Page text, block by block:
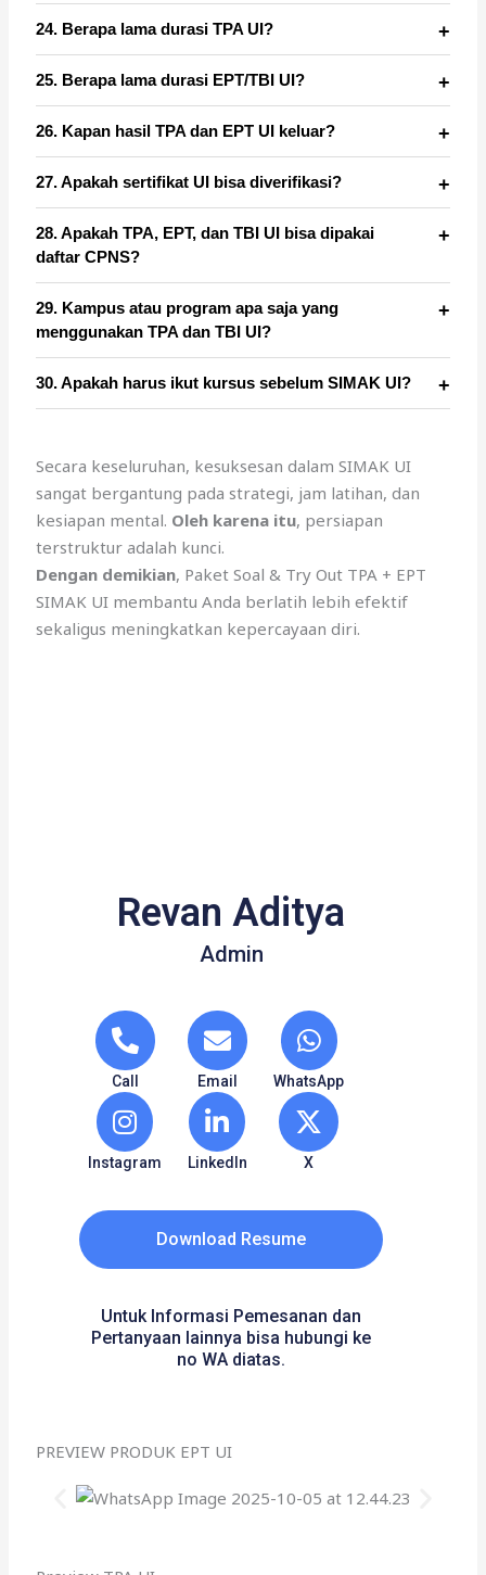
24. Berapa lama durasi TPA UI?
25. Berapa lama durasi EPT/TBI UI?
26. Kapan hasil TPA dan EPT UI keluar?
27. Apakah sertifikat UI bisa diverifikasi?
28. Apakah TPA, EPT, dan TBI UI bisa dipakai
daftar CPNS?
29. Kampus atau program apa saja yang
menggunakan TPA dan TBI UI?
30. Apakah harus ikut kursus sebelum SIMAK UI?
Secara keseluruhan, kesuksesan dalam SIMAK UI
sangat bergantung pada strategi, jam latihan, dan
kesiapan mental. Oleh karena itu, persiapan
terstruktur adalah kunci.
Dengan demikian, Paket Soal & Try Out TPA + EPT
SIMAK UI membantu Anda berlatih lebih efektif
sekaligus meningkatkan kepercayaan diri.
Revan Aditya
Admin
Call Email WhatsApp
Instagram LinkedIn X
Download Resume
Untuk Informasi Pemesanan dan
Pertanyaan lainnya bisa hubungi ke
no WA diatas.
PREVIEW PRODUK EPT UI